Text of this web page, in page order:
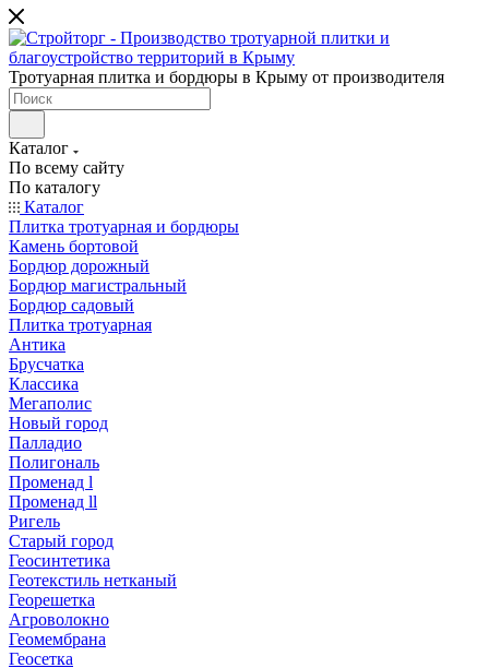
Тротуарная плитка и бордюры в Крыму от производителя
Каталог
По всему сайту
По каталогу
Каталог
Плитка тротуарная и бордюры
Камень бортовой
Бордюр дорожный
Бордюр магистральный
Бордюр садовый
Плитка тротуарная
Антика
Брусчатка
Классика
Мегаполис
Новый город
Палладио
Полигональ
Променад l
Променад ll
Ригель
Старый город
Геосинтетика
Геотекстиль нетканый
Георешетка
Агроволокно
Геомембрана
Геосетка